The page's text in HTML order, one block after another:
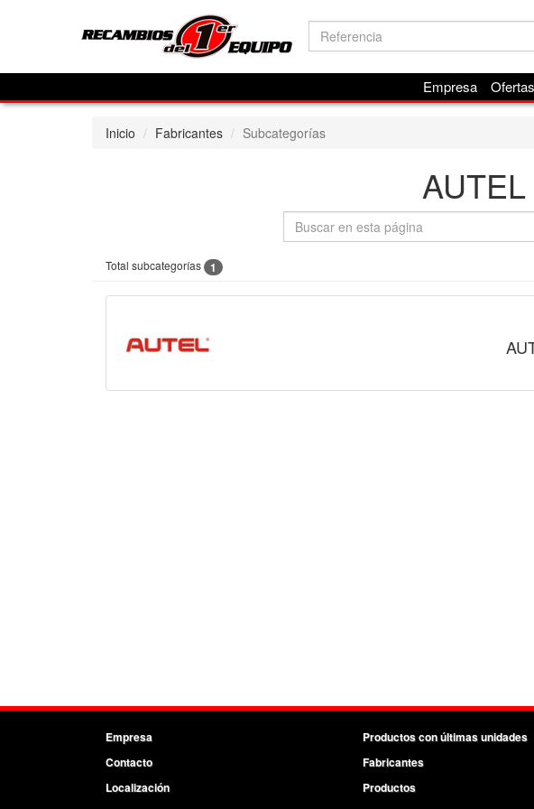
Empresa Ofertas
Inicio Fabricantes Subcategorías
AUTEL
Total subcategorías 1
Empresa
Contacto
Localización
Productos con últimas unidades
Fabricantes
Productos